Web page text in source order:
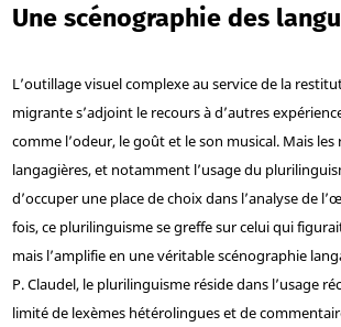
Une scénographie des
L’outillage visuel complexe au service de la
migrante s’adjoint le recours à d’autres
comme l’odeur, le goût et le son musical. Mais les
langagières, et notamment l’usage du
d’occuper une place de choix dans l’analyse de
fois, ce plurilinguisme se greffe sur celui qui
mais l’amplifie en une véritable scénographie
P. Claudel, le plurilinguisme réside dans l’usage
limité de lexèmes hétérolingues et de